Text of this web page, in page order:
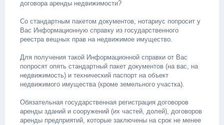
договора аренды недвижимости?
Со стандартным пакетом документов, нотариус попросит у
Вас Информационную справку из государственного
реестра вещных прав на недвижимое имущество.
Для получения такой Информационной справки от Вас
попросят опять стандартный пакет документов (на вас, на
недвижимость) и технический паспорт на объект
недвижимого имущества (кроме земельного участка).
Обязательная государственная регистрация договоров
аренды зданий и сооружений (их частей, долей), договоров
аренды предприятий, которые заключены на срок не менее